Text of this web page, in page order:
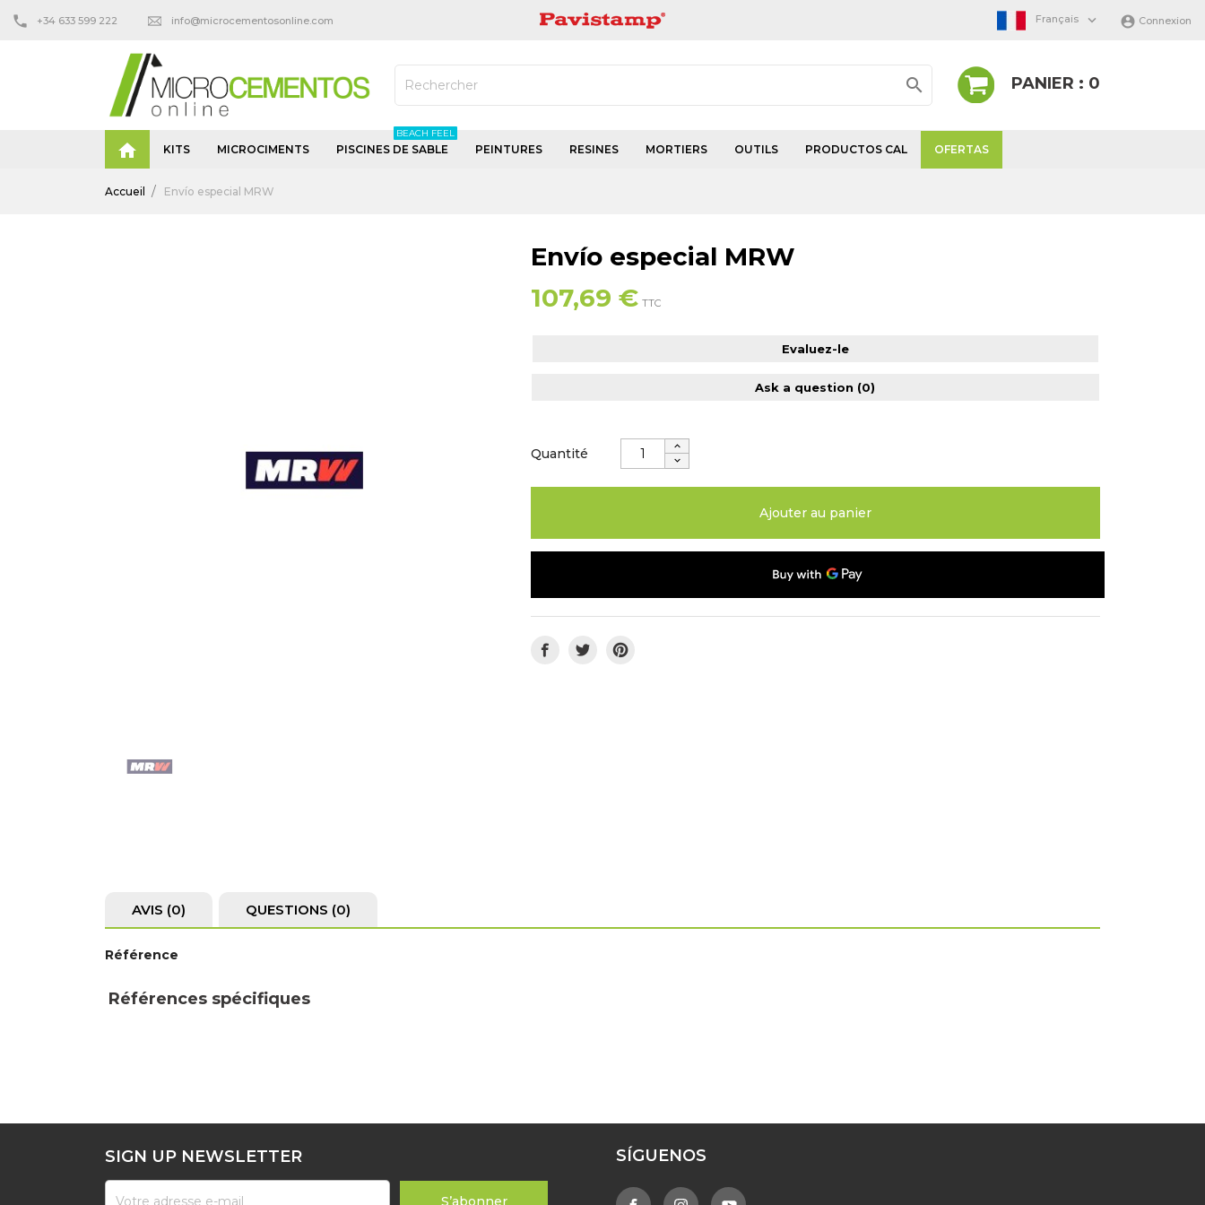
+34 633 599 222 info@microcementosonline.com
PAVISTAMP
Français   Connexion
 PANIER : 0
 KITS MICROCIMENTS PISCINES DE SABLE
BEACH FEEL
PEINTURES RESINES MORTIERS OUTILS PRODUCTOS CAL OFERTAS
Accueil Envío especial MRW
Envío especial MRW
107,69 € TTC
Evaluez-le
Ask a question (0)
Quantité
Ajouter au panier
AVIS (0) QUESTIONS (0)
Référence
Références spécifiques
SIGN UP NEWSLETTER SÍGUENOS